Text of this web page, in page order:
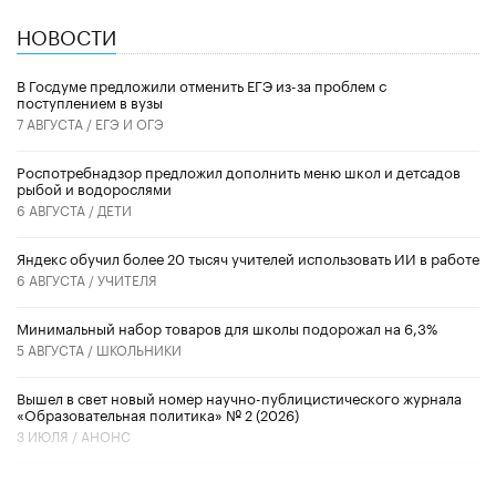
НОВОСТИ
В Госдуме предложили отменить ЕГЭ из-за проблем с
поступлением в вузы
7 АВГУСТА / ЕГЭ И ОГЭ
Роспотребнадзор предложил дополнить меню школ и детсадов
рыбой и водорослями
6 АВГУСТА / ДЕТИ
​Яндекс обучил более 20 тысяч учителей использовать ИИ в работе
6 АВГУСТА /УЧИТЕЛЯ
Минимальный набор товаров для школы подорожал на 6,3%
5 АВГУСТА / ШКОЛЬНИКИ
Вышел в свет новый номер научно-публицистического журнала
«Образовательная политика» № 2 (2026)
3 ИЮЛЯ / АНОНС